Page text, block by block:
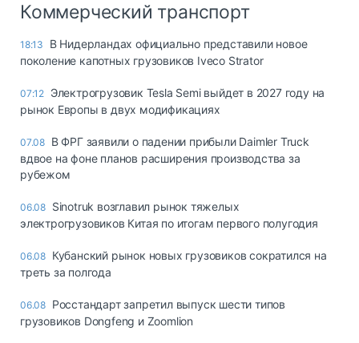
Коммерческий транспорт
18:13
В Нидерландах официально представили новое
поколение капотных грузовиков Iveco Strator
07:12 Электрогрузовик Tesla Semi выйдет в 2027 году на
рынок Европы в двух модификациях
07.08 В ФРГ заявили о падении прибыли Daimler Truck
вдвое на фоне планов расширения производства за
рубежом
06.08 Sinotruk возглавил рынок тяжелых
электрогрузовиков Китая по итогам первого полугодия
06.08 Кубанский рынок новых грузовиков сократился на
треть за полгода
06.08 Росстандарт запретил выпуск шести типов
грузовиков Dongfeng и Zoomlion